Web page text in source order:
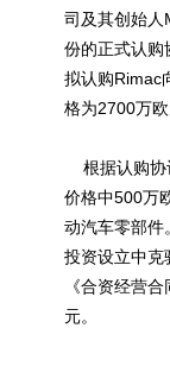
司及其创始人
份的正式认购
拟认购Rimac
格为2700万欧
根据认购协
价格中500万
动汽车零部件
投资设立中克
《合资经营
元。